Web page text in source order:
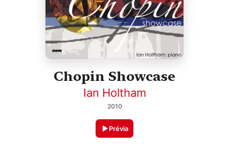
Chopin Showcase
Ian Holtham
2010
Prévia